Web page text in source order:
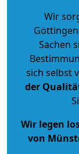
Wir
Sachen
sich selbst
der
Wir legen
von